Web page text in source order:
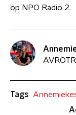
op NPO Radio 2.
Tags